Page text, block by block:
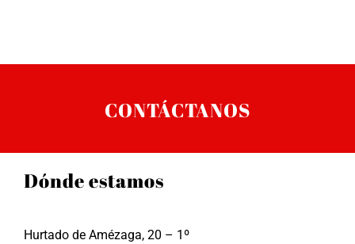
CONTÁCTANOS
Dónde estamos
Hurtado de Amézaga, 20 – 1º